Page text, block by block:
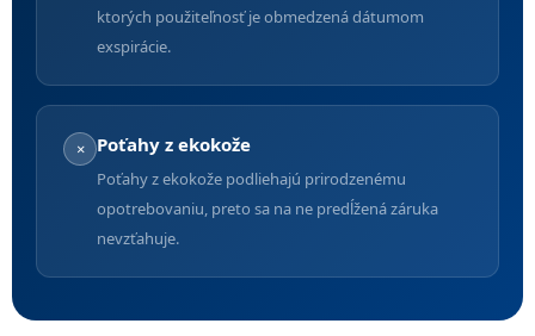
ktorých použiteľnosť je obmedzená dátumom
exspirácie.
× Poťahy z ekokože
Poťahy z ekokože podliehajú prirodzenému
opotrebovaniu, preto sa na ne predĺžená záruka
nevzťahuje.